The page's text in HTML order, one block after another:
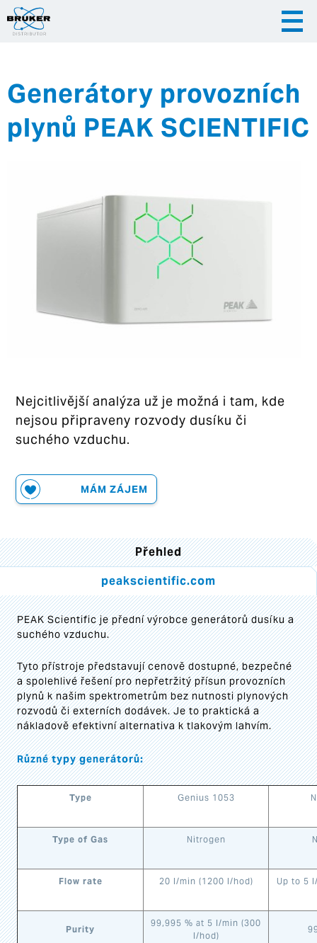
Česky English
|
Hrvatska
Generátory provozních
plynů PEAK SCIENTIFIC
Nejcitlivější analýza už je možná i tam, kde
nejsou připraveny rozvody dusíku či
suchého vzduchu.
MÁM ZÁJEM
Přehled
peakscientific.com
PEAK Scientific je přední výrobce generátorů dusíku a
suchého vzduchu.
Tyto přístroje představují cenově dostupné, bezpečné
a spolehlivé řešení pro nepřetržitý přísun provozních
plynů k našim spektrometrům bez nutnosti plynových
rozvodů či externích dodávek. Je to praktická a
nákladově efektivní alternativa k tlakovým lahvím.
Různé typy generátorů:
Type Genius 1053
Type of Gas Nitrogen
Flow rate 20 l/min (1200 l/hod) Up to 5
Purity
99,995 % at 5 l/min (300
l/hod)